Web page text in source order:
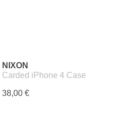
NIXON
Carded iPhone 4 Case
38,00 €